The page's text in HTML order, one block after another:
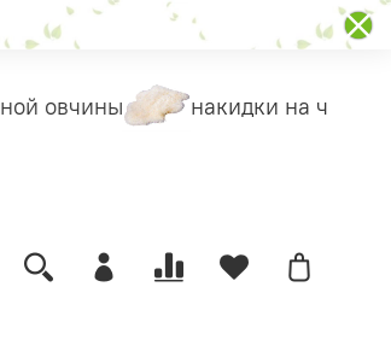
овчины накидки на чехлы